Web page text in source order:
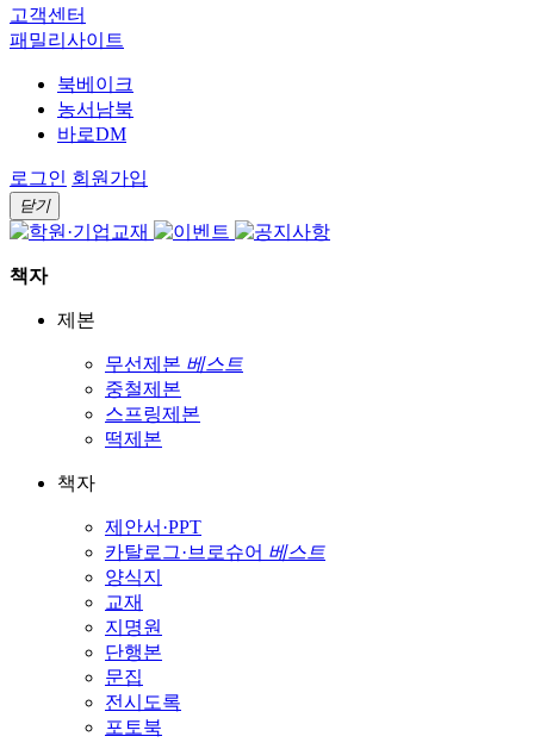
고객센터
패밀리사이트
북베이크
농서남북
바로DM
로그인 회원가입
닫기
책자
제본
무선제본 베스트
중철제본
스프링제본
떡제본
책자
제안서·PPT
카탈로그·브로슈어 베스트
양식지
교재
지명원
단행본
문집
전시도록
포토북